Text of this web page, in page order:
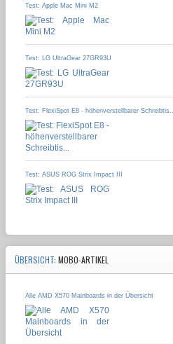
Test: Apple Mac Mini M2
Test: LG UltraGear 27GR93U
Test: FlexiSpot E8 - höhenverstellbarer Schreibtis...
Test: ASUS ROG Strix Impact III
ÜBERSICHT: MOBO-ARTIKEL
Alle AMD X570 Mainboards in der Übersicht